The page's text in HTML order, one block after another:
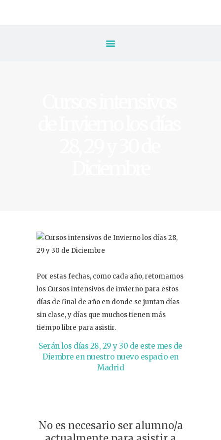
Escuela
Por estas fechas, como cada año, retomamos
los Cursos intensivos de invierno para estos
días de final de año en donde se juntan días
sin clase, y días que muchos tienen más
tiempo libre para asistir.
Serán los días 28, 29 y 30 de este mes de
Diembre en nuestro nuevo espacio en
Madrid
No es necesario ser alumno/a